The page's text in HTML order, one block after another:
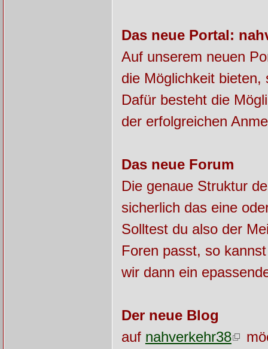
Das neue Portal:
Auf unserem neuen
die Möglichkeit
Dafür besteht die
der erfolgreichen
Das neue Forum
Die genaue Struktur
sicherlich das eine
Solltest du also der
Foren passt, so
wir dann ein
Der neue Blog
auf nahverkehr38